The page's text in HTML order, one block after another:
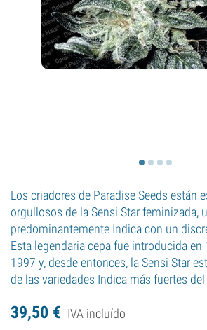
Los criadores de Paradise Seeds están
orgullosos de la Sensi Star feminizada,
predominantemente Indica con un
Esta legendaria cepa fue introducida en
1997 y, desde entonces, la Sensi Star
de las variedades Indica más fuertes
39,50 € IVA incluído